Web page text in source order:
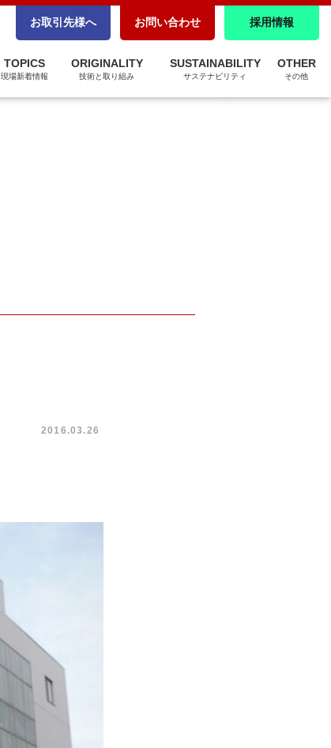
TOPICS
現場新着情報
ORIGINALITY
技術と取り組み
SUSTAINABILITY
サステナビリティ
OTHER
その他
パートナーシップ構築宣言
ZEBへの取り組み
お取引先様へ お問い合わせ 採用情報
2016.03.26